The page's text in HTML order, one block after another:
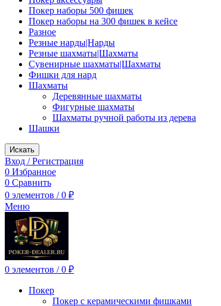
Покер наборы 500 фишек
Покер наборы на 300 фишек в кейсе
Разное
Резные нарды|Нарды
Резные шахматы|Шахматы
Сувенирные шахматы|Шахматы
Фишки для нард
Шахматы
Деревянные шахматы
Фигурные шахматы
Шахматы ручной работы из дерева
Шашки
Искать
Вход / Регистрация
0 Избранное
0 Сравнить
0 элементов / 0 ₽
Меню
0 элементов / 0 ₽
Покер
Покер с керамическими фишками